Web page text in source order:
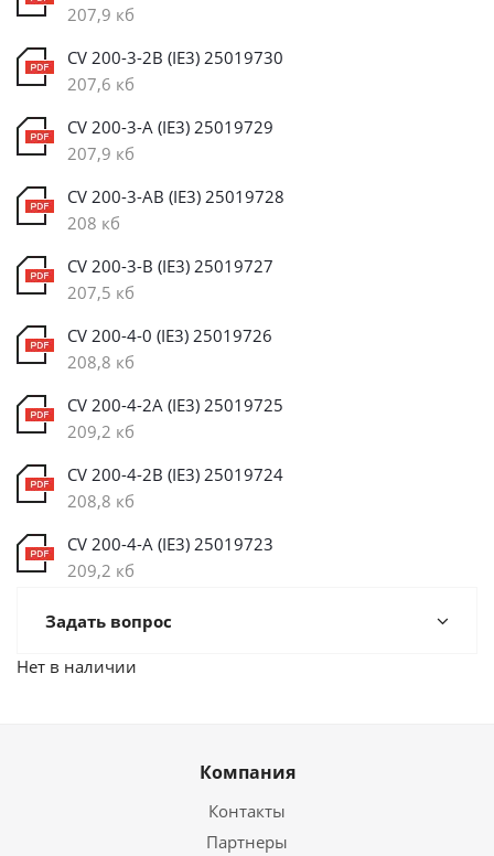
207,9 кб
CV 200-3-2B (IE3) 25019730
207,6 кб
CV 200-3-A (IE3) 25019729
207,9 кб
CV 200-3-AB (IE3) 25019728
208 кб
CV 200-3-B (IE3) 25019727
207,5 кб
CV 200-4-0 (IE3) 25019726
208,8 кб
CV 200-4-2A (IE3) 25019725
209,2 кб
CV 200-4-2B (IE3) 25019724
208,8 кб
CV 200-4-A (IE3) 25019723
209,2 кб
Задать вопрос
Нет в наличии
Компания
Контакты
Партнеры